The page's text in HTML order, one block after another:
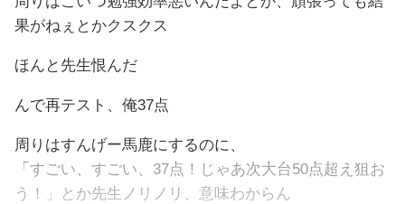
果がねぇとかクスクス
ほんと先生恨んだ
んで再テスト、俺37点
周りはすんげー馬鹿にするのに、
「すごい、すごい、37点！じゃあ次大台50点超え狙お
う！」とか先生ノリノリ、意味わからん